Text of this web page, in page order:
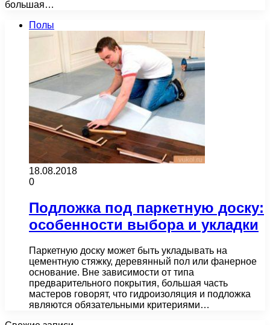
большая…
Полы
18.08.2018
0
Подложка под паркетную доску:
особенности выбора и укладки
Паркетную доску может быть укладывать на
цементную стяжку, деревянный пол или фанерное
основание. Вне зависимости от типа
предварительного покрытия, большая часть
мастеров говорят, что гидроизоляция и подложка
являются обязательными критериями…